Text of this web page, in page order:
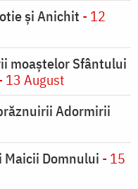
şi Anichit - 12
moaştelor Sfântului
13 August
Adormirii
Maicii Domnului - 15